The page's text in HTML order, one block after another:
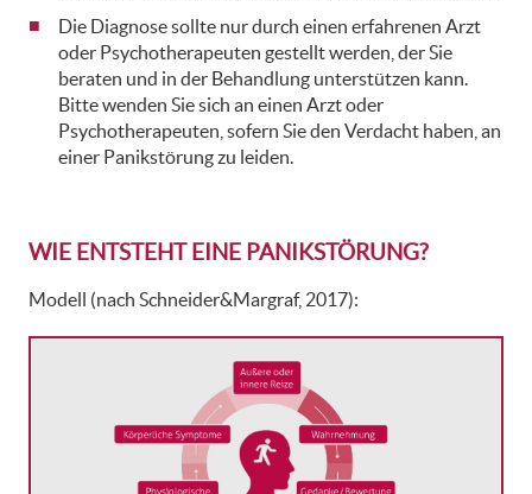
Die Diagnose sollte nur durch einen erfahrenen Arzt
oder Psychotherapeuten gestellt werden, der Sie
beraten und in der Behandlung unterstützen kann.
Bitte wenden Sie sich an einen Arzt oder
Psychotherapeuten, sofern Sie den Verdacht haben, an
einer Panikstörung zu leiden.
WIE ENTSTEHT EINE PANIKSTÖRUNG?
Modell (nach Schneider&Margraf, 2017):